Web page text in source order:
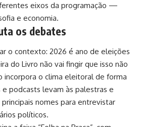
eixos da programação —
e economia.
os debates
o contexto: 2026 é ano de eleições
do Livro não vai fingir que isso não
incorpora o clima eleitoral de forma
e podcasts levam às palestras e
nomes para entrevistar
políticos.